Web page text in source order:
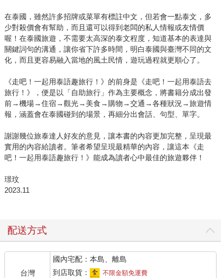
在泰國，雖然許多招牌或菜單有標註中文，但若會一點泰文，多
少對殺價會有幫助，而且還可以得到老闆的私人情報或友情價
喔！在泰國旅遊，不需要太高深的泰文程度，知道基本的表達與
關鍵詞句的溝通，讓你省下許多時間，明白泰國與臺灣不同的文
化，而且更容易融入當地的風土民情，遊玩過程就更順心了。
《走吧！一起用泰語趣旅行！》的前身是《走吧！一起用泰語去
旅行！》，便是以「自助旅行」作為主要概念，將書籍分成出發
前→機場→住宿→觀光→美食→購物→交通→各種狀況→旅遊情
報，涵蓋會在泰國碰到的場景，再細分出會話、句型、單字。
謝謝幾位旅泰達人好友的意見，讓本書的內容更加完整，呈現最
實用的內容給讀者。筆者希望呈現最精華的內容，讓這本《走
吧！一起用泰語趣旅行！》能成為讀者心中最佳的旅遊夥伴！
璟玟
2023.11
配送方式
台灣
國內宅配：本島、離島
到店取貨：
不限金額免運費